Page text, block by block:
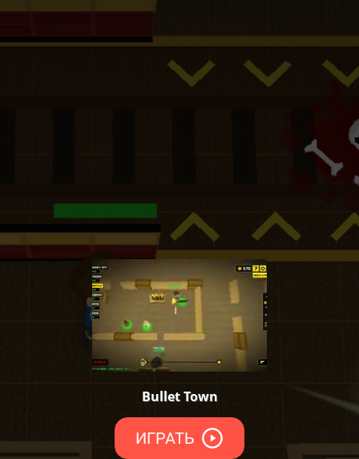
Bullet Town
ИГРАТЬ